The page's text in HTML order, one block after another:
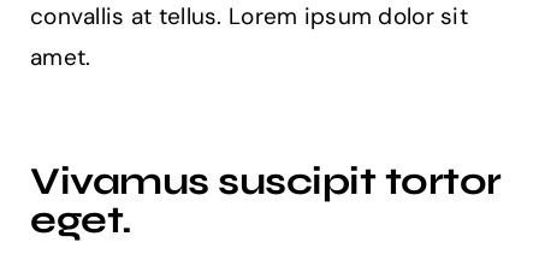
convallis at tellus. Lorem ipsum dolor sit
amet.
Vivamus suscipit tortor
eget.